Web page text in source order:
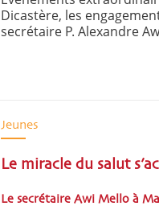
Dicastère, les
secrétaire P. Alexandre
Jeunes
Le miracle du salut
Le secrétaire Awi Mello à